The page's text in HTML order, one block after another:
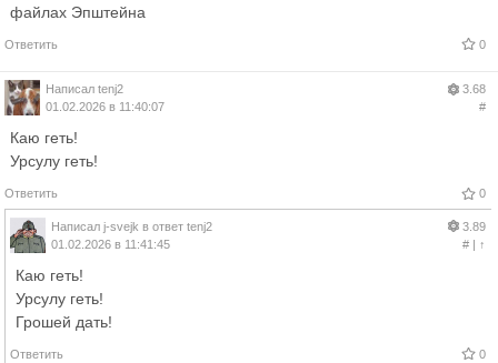
файлах Эпштейна
Ответить 0
Написал tenj2
01.02.2026 в 11:40:07
3.68
#
Каю геть!
Урсулу геть!
Ответить 0
Написал j-svejk в ответ tenj2
01.02.2026 в 11:41:45
3.89
#| ↑
Каю геть!
Урсулу геть!
Грошей дать!
Ответить 0